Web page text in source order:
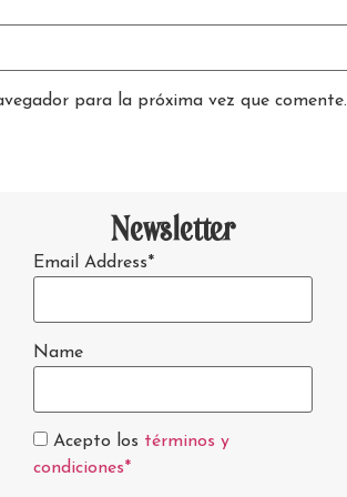
para la próxima vez que comente.
Newsletter
Email Address*
Name
Acepto los términos y
condiciones*